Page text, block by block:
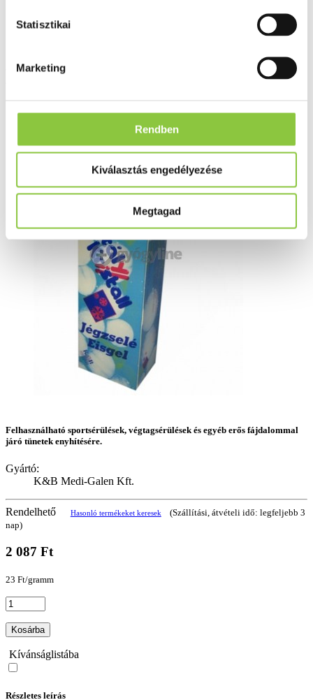
Statisztikai
Marketing
Rendben
Kiválasztás engedélyezése
Megtagad
Sportoláshoz
Kristály jégzselé 90 g
Felhasználható sportsérülések, végtagsérülések és egyéb erős fájdalommal
járó tünetek enyhítésére.
Gyártó:
K&B Medi-Galen Kft.
Rendelhető Hasonló termékeket keresek
(Szállítási, átvételi idő: legfeljebb 3
nap)
2 087 Ft
23 Ft/gramm
Kosárba
Kívánságlistába
Részletes leírás